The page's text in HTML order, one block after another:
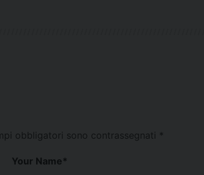
obbligatori sono contrassegnati *
Your Name*